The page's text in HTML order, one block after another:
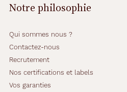
Notre philosophie
Qui sommes nous ?
Contactez-nous
Recrutement
Nos certifications et labels
Vos garanties